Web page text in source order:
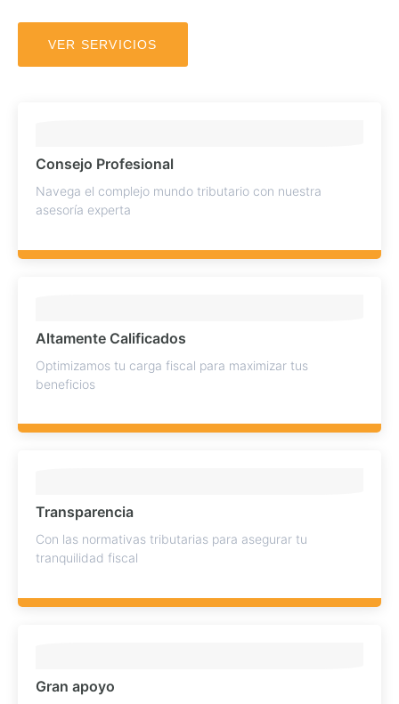
VER SERVICIOS
Consejo Profesional
Navega el complejo mundo tributario con nuestra
asesoría experta
Altamente Calificados
Optimizamos tu carga fiscal para maximizar tus
beneficios
Transparencia
Con las normativas tributarias para asegurar tu
tranquilidad fiscal
Gran apoyo